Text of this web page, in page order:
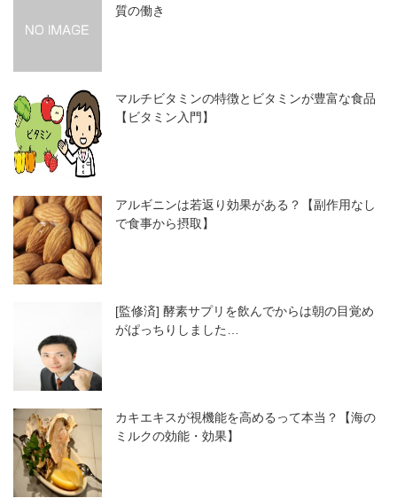
質の働き
マルチビタミンの特徴とビタミンが豊富な食品
【ビタミン入門】
アルギニンは若返り効果がある？【副作用なし
で食事から摂取】
[監修済] 酵素サプリを飲んでからは朝の目覚め
がぱっちりしました…
カキエキスが視機能を高めるって本当？【海の
ミルクの効能・効果】